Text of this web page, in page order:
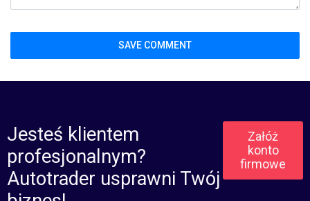
Jesteś klientem
profesjonalnym?
Autotrader usprawni Twój
Załóż
konto
firmowe